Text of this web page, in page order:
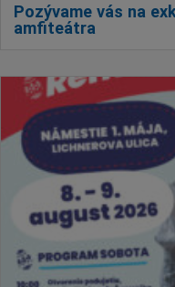
Pozývame vás na
amfiteátra